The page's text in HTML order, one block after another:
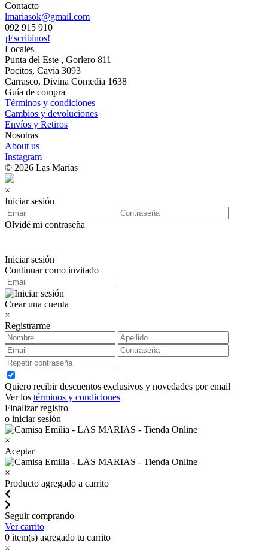
Contacto
lmariasok@gmail.com
092 915 910
¡Escribinos!
Locales
Punta del Este , Gorlero 811
Pocitos, Cavia 3093
Carrasco, Divina Comedia 1638
Guía de compra
Términos y condiciones
Cambios y devoluciones
Envíos y Retiros
Nosotras
About us
Instagram
© 2026 Las Marías
×
Iniciar sesión
Olvidé mi contraseña
Iniciar sesión
Continuar como invitado
Crear una cuenta
×
Registrarme
Quiero recibir descuentos exclusivos y novedades por email
Ver los términos y condiciones
Finalizar registro
o iniciar sesión
×
Aceptar
×
Producto agregado a carrito
Seguir comprando
Ver carrito
0 item(s) agregado tu carrito
×